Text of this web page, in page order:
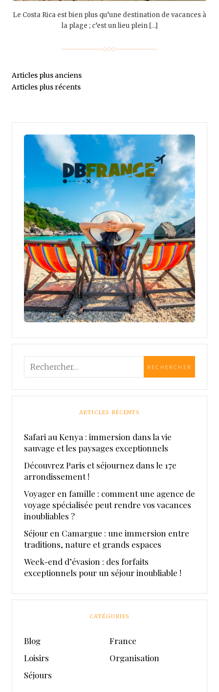
Le Costa Rica est bien plus qu’une destination de vacances à
la plage ; c’est un lieu plein […]
Articles plus anciens
Articles plus récents
ARTICLES RÉCENTS
Safari au Kenya : immersion dans la vie
sauvage et les paysages exceptionnels
Découvrez Paris et séjournez dans le 17e
arrondissement !
Voyager en famille : comment une agence de
voyage spécialisée peut rendre vos vacances
inoubliables ?
Séjour en Camargue : une immersion entre
traditions, nature et grands espaces
Week-end d’évasion : des forfaits
exceptionnels pour un séjour inoubliable !
CATÉGORIES
Blog
France
Loisirs
Organisation
Séjours